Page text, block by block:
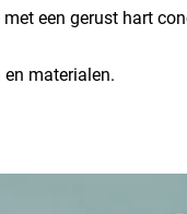
een gerust hart
materialen.